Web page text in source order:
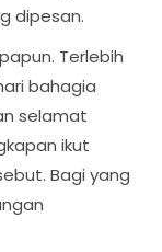
dipesan.
Terlebih
bahagia
selamat
ikut
Bagi yang